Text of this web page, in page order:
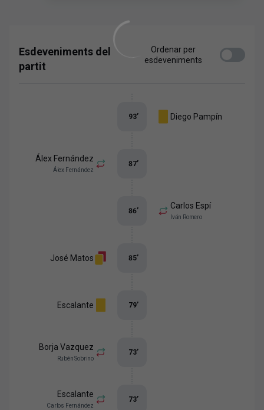
Esdeveniments del
partit
Ordenar per
esdeveniments
Diego Pampín
93’
Álex Fernández
Álex Fernández
87’
Carlos Espí
Iván Romero
86’
José Matos 85’
Escalante 79’
Borja Vazquez
Rubén Sobrino
73’
Escalante
Carlos Fernández
73’